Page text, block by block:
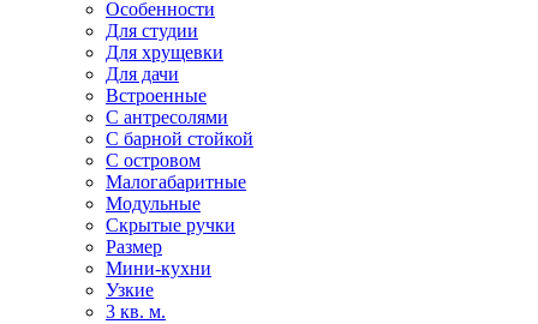
Особенности
Для студии
Для хрущевки
Для дачи
Встроенные
С антресолями
С барной стойкой
С островом
Малогабаритные
Модульные
Скрытые ручки
Размер
Мини-кухни
Узкие
3 кв. м.